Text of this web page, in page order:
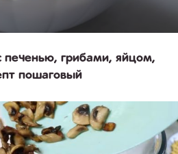
печенью, грибами, яйцом,
пошаговый